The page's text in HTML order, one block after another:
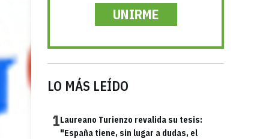
UNIRME
LO MÁS LEÍDO
1Laureano Turienzo revalida su tesis:
"España tiene, sin lugar a dudas, el